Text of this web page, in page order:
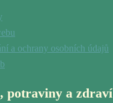
a ochrany osobních údajů
potraviny a zdraví